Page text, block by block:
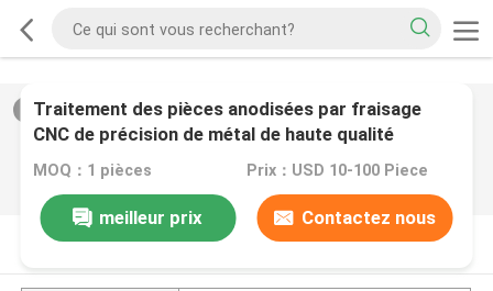
/0
Traitement des pièces anodisées par fraisage
CNC de précision de métal de haute qualité
MOQ：1 pièces Prix：USD 10-100 Piece
meilleur prix
Contactez nous
DESCRIPTION DE PRODUIT